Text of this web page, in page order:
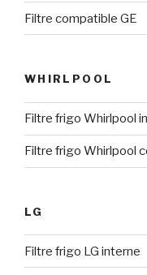
Filtre compatible GE
WHIRLPOOL
Filtre frigo Whirlpool
Filtre frigo Whirlpool
LG
Filtre frigo LG interne